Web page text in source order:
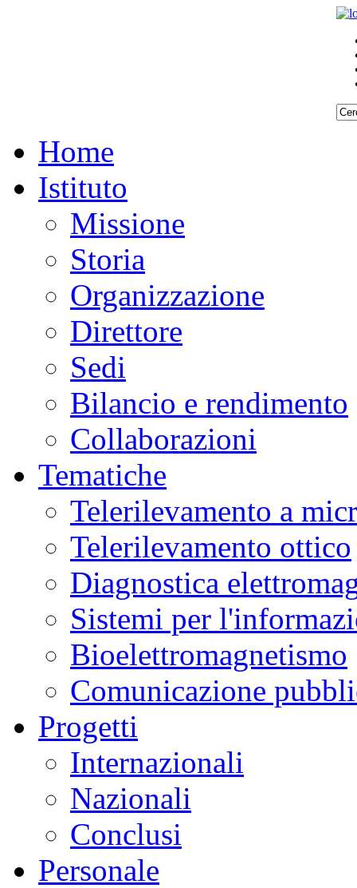
Home
Istituto
Missione
Storia
Organizzazione
Direttore
Sedi
Bilancio e rendimento
Collaborazioni
Tematiche
Telerilevamento a
Telerilevamento ottico
Diagnostica
Sistemi per
Bioelettromagnetismo
Comunicazione
Progetti
Internazionali
Nazionali
Conclusi
Personale